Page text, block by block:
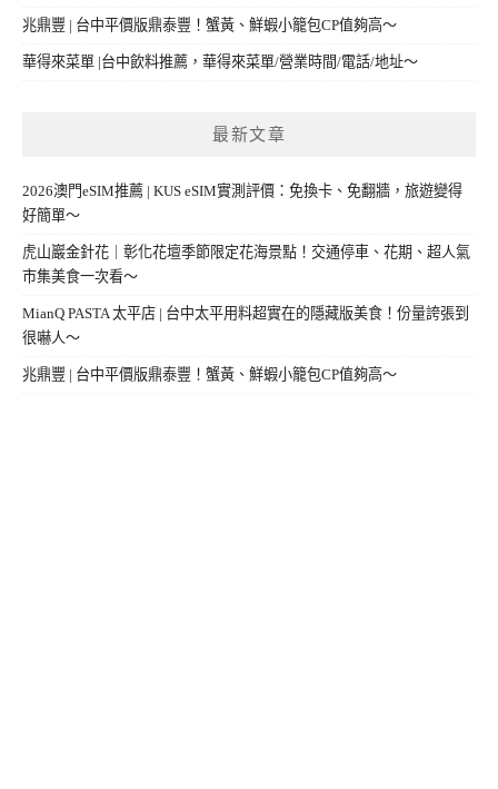
兆鼎豐 | 台中平價版鼎泰豐！蟹黃、鮮蝦小籠包CP值夠高～
華得來菜單 |台中飲料推薦，華得來菜單/營業時間/電話/地址～
最新文章
2026澳門eSIM推薦 | KUS eSIM實測評價：免換卡、免翻牆，旅遊變得
好簡單～
虎山巖金針花｜彰化花壇季節限定花海景點！交通停車、花期、超人氣
市集美食一次看～
MianQ PASTA 太平店 | 台中太平用料超實在的隱藏版美食！份量誇張到
很嚇人～
兆鼎豐 | 台中平價版鼎泰豐！蟹黃、鮮蝦小籠包CP值夠高～